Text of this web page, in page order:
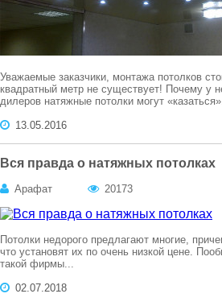
Уважаемые заказчики, монтажа потолков
квадратный метр не существует! Почему у
дилеров натяжные потолки могут
13.05.2016
Вся правда о натяжных потолках
Арафат 20173
Потолки недорого предлагают многие,
что установят их по очень низкой цене.
такой фирмы...
02.07.2018